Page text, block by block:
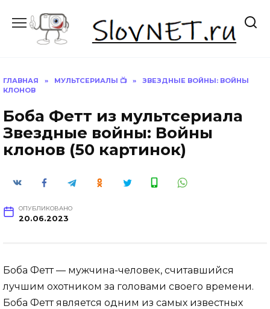
содержанию
ГЛАВНАЯ » МУЛЬТСЕРИАЛЫ 📺 »
ЗВЕЗДНЫЕ ВОЙНЫ: ВОЙНЫ
КЛОНОВ
Боба Фетт из мультсериала
Звездные войны: Войны
клонов (50 картинок)
ОПУБЛИКОВАНО
20.06.2023
Боба Фетт — мужчина-человек, считавшийся
лучшим охотником за головами своего времени.
Боба Фетт является одним из самых известных